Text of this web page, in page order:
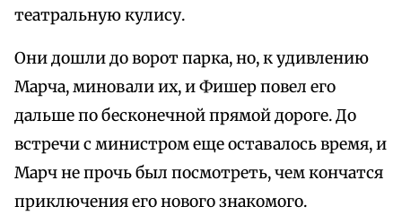
театральную кулису.
Они дошли до ворот парка, но, к удивлению
Марча, миновали их, и Фишер повел его
дальше по бесконечной прямой дороге. До
встречи с министром еще оставалось время, и
Марч не прочь был посмотреть, чем кончатся
приключения его нового знакомого.